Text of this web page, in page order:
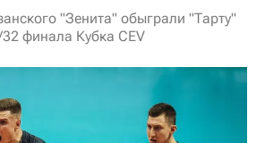
"Зенита" обыграли "Тарту"
финала Кубка CEV